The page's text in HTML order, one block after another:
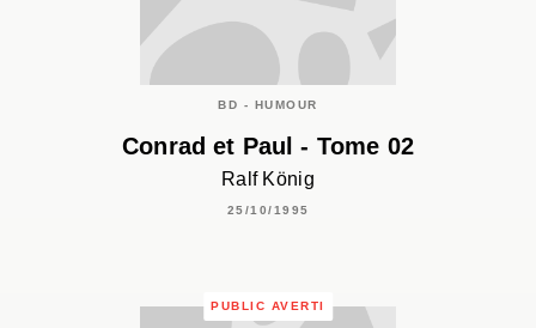
BD - HUMOUR
Conrad et Paul - Tome 02
Ralf König
25/10/1995
PUBLIC AVERTI